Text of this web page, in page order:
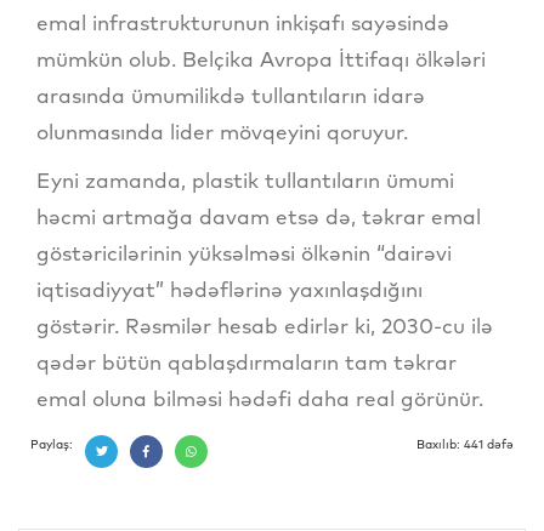
emal infrastrukturunun inkişafı sayəsində
mümkün olub. Belçika Avropa İttifaqı ölkələri
arasında ümumilikdə tullantıların idarə
olunmasında lider mövqeyini qoruyur.
Eyni zamanda, plastik tullantıların ümumi
həcmi artmağa davam etsə də, təkrar emal
göstəricilərinin yüksəlməsi ölkənin “dairəvi
iqtisadiyyat” hədəflərinə yaxınlaşdığını
göstərir. Rəsmilər hesab edirlər ki, 2030-cu ilə
qədər bütün qablaşdırmaların tam təkrar
emal oluna bilməsi hədəfi daha real görünür.
Paylaş: Baxılıb: 441 dəfə